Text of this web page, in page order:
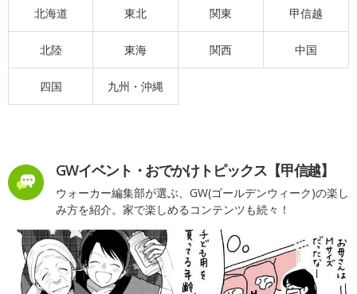
北海道 東北 関東 甲信越
北陸 東海 関西 中国
四国 九州・沖縄
GWイベント・おでかけトピックス【甲信越】
ウォーカー編集部が選ぶ、GW(ゴールデンウィーク)の楽し
み方を紹介。家で楽しめるコンテンツも続々！